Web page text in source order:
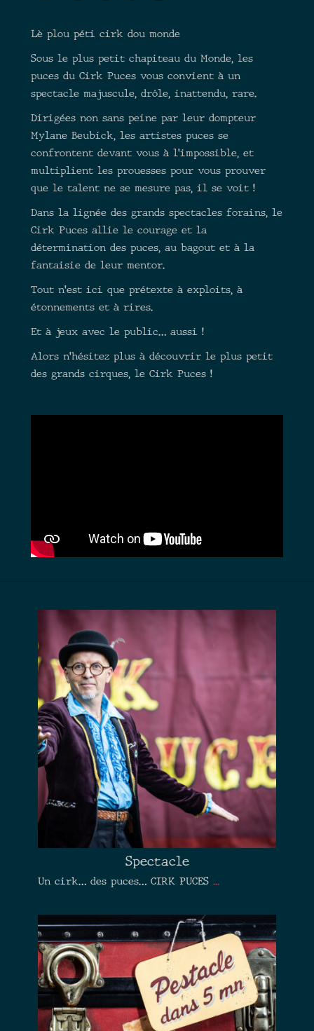
Lè plou péti cirk dou monde
Sous le plus petit chapiteau du Monde, les
puces du Cirk Puces vous convient à un
spectacle majuscule, drôle, inattendu, rare.
Dirigées non sans peine par leur dompteur
Mylane Beubick, les artistes puces se
confrontent devant vous à l’impossible, et
multiplient les prouesses pour vous prouver
que le talent ne se mesure pas, il se voit !
Dans la lignée des grands spectacles forains, le
Cirk Puces allie le courage et la
détermination des puces, au bagout et à la
fantaisie de leur mentor.
Tout n’est ici que prétexte à exploits, à
étonnements et à rires.
Et à jeux avec le public… aussi !
Alors n’hésitez plus à découvrir le plus petit
des grands cirques, le Cirk Puces !
Spectacle
Un cirk… des puces… CIRK PUCES ...